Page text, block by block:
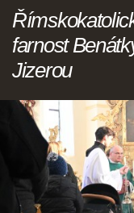
farnost
Jizerou